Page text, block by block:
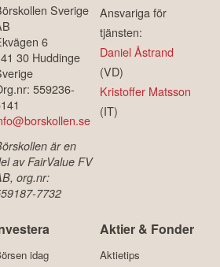
Sverige
6
30 Huddinge
559236-
är en
av FairValue FV
org.nr:
7732
Ansvariga för
tjänsten:
Daniel Åstrand
(VD)
Kristoffer Matsson
(IT)
idag
Aktier & Fonder
Aktietips